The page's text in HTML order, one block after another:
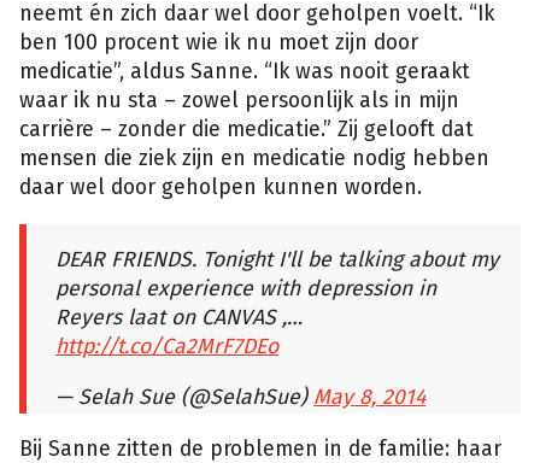
neemt én zich daar wel door geholpen voelt. “Ik
ben 100 procent wie ik nu moet zijn door
medicatie”, aldus Sanne. “Ik was nooit geraakt
waar ik nu sta – zowel persoonlijk als in mijn
carrière – zonder die medicatie.” Zij gelooft dat
mensen die ziek zijn en medicatie nodig hebben
daar wel door geholpen kunnen worden.
DEAR FRIENDS. Tonight I'll be talking about my
personal experience with depression in
Reyers laat on CANVAS ,…
http://t.co/Ca2MrF7DEo
— Selah Sue (@SelahSue) May 8, 2014
Bij Sanne zitten de problemen in de familie: haar